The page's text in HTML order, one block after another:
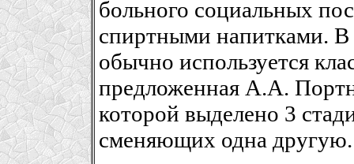
больного социальных
спиртными напитками. В
обычно используется
предложенная А.А.
которой выделено 3
сменяющих одна другую.